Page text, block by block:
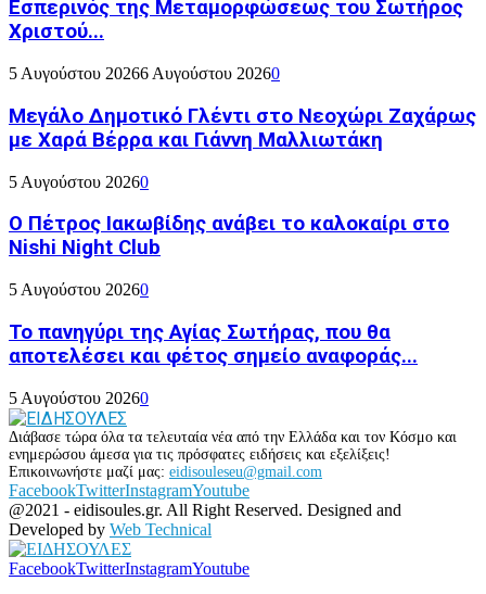
Εσπερινός της Μεταμορφώσεως του Σωτήρος
Χριστού...
5 Αυγούστου 20266 Αυγούστου 20260
Μεγάλο Δημοτικό Γλέντι στο Νεοχώρι Ζαχάρως
με Χαρά Βέρρα και Γιάννη Μαλλιωτάκη
5 Αυγούστου 20260
Ο Πέτρος Ιακωβίδης ανάβει το καλοκαίρι στο
Nishi Night Club
5 Αυγούστου 20260
Το πανηγύρι της Αγίας Σωτήρας, που θα
αποτελέσει και φέτος σημείο αναφοράς...
5 Αυγούστου 20260
Διάβασε τώρα όλα τα τελευταία νέα από την Ελλάδα και τον Κόσμο και
ενημερώσου άμεσα για τις πρόσφατες ειδήσεις και εξελίξεις!
Επικοινωνήστε μαζί μας: eidisouleseu@gmail.com
FacebookTwitterInstagramYoutube
@2021 - eidisoules.gr. All Right Reserved. Designed and
Developed by Web Technical
FacebookTwitterInstagramYoutube